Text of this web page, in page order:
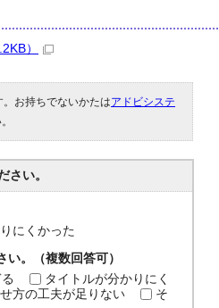
）
お持ちでないかたはアドビシステ
さい。
にくかった
。（複数回答可）
タイトルが分かりにく
方の工夫が足りない
そ